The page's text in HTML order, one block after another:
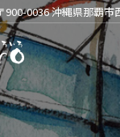
900-0036 沖縄県那覇市